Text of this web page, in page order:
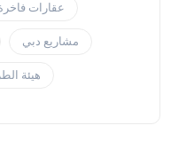
عقارات
مشاريع دبي
هيئة